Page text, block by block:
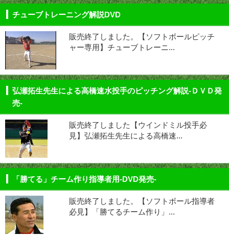
チューブトレーニング解説DVD
販売終了しました。【ソフトボールピッチ
ャー専用】チューブトレーニ...
弘瀬拓生先生による高橋速水投手のピッチング解説-ＤＶＤ発
売-
販売終了しました【ウインドミル投手必
見】弘瀬拓生先生による高橋速...
「勝てる」チーム作り指導者用-DVD発売-
販売終了しました。【ソフトボール指導者
必見】「勝てるチーム作り」...